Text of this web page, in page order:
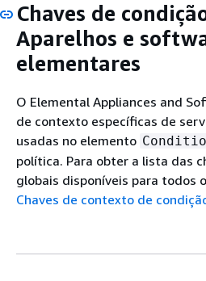
Chaves de
Aparelhos e
elementares
O Elemental Appliances and
de contexto específicas de
usadas no elemento
política. Para obter a lista das
globais disponíveis para todos
Chaves de contexto de